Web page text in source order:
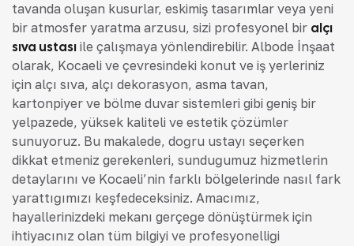
tavanda oluşan kusurlar, eskimiş tasarımlar veya yeni
bir atmosfer yaratma arzusu, sizi profesyonel bir alçı
sıva ustası ile çalışmaya yönlendirebilir. Albode İnşaat
olarak, Kocaeli ve çevresindeki konut ve iş yerleriniz
için alçı sıva, alçı dekorasyon, asma tavan,
kartonpiyer ve bölme duvar sistemleri gibi geniş bir
yelpazede, yüksek kaliteli ve estetik çözümler
sunuyoruz. Bu makalede, doğru ustayı seçerken
dikkat etmeniz gerekenleri, sunduğumuz hizmetlerin
detaylarını ve Kocaeli’nin farklı bölgelerinde nasıl fark
yarattığımızı keşfedeceksiniz. Amacımız,
hayallerinizdeki mekanı gerçeğe dönüştürmek için
ihtiyacınız olan tüm bilgiyi ve profesyonelliği